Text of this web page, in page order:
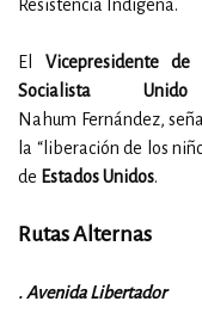
Resistencia Indígena.
El Vicepresidente
Socialista
Nahum Fernández,
la “liberación de los
de Estados Unidos.
Rutas Alternas
. Avenida Libertador